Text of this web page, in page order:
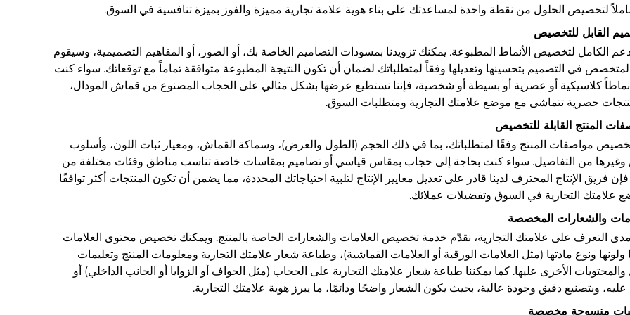
لتخصيص الحلول من نقطة واحدة لمساعدتك على بناء هوية علامة تجارية مميزة والفوز بميزة تنافسية في السوق.
الكامل لتخصيص الأنماط المطبوعة. يمكنك تزويدنا بمسودات التصاميم الخاصة بك، أو الصور، أو المفاهيم التصميمية، وسيقوم
في التصميم بتحسينها وتعديلها وفقاً لمتطلباتك لضمان أن تكون النتيجة المطبوعة متوافقة تماماً مع توقعاتك. سواء كنت
كلاسيكية أو عصرية أو بسيطة أو شخصية، فإننا نستطيع عرضها بشكل مثالي على الحجاب المصنوع من قماش المودال،
منتجات حصرية تتماشى مع موضع علامتك التجارية ومتطلبات السوق.
تخصيص مواصفات المنتج وفقًا لمتطلباتك، بما في ذلك الحجم (الطول والعرض)، وسماكة القماش، ومعيار ثبات اللون، وأسلوب
وغيرها من التفاصيل. سواء كنت بحاجة إلى حجاب بمقاس قياسي أو تصاميم بمقاسات خاصة تناسب مناطق وفئات مختلفة من
فريق الإنتاج المحترف لدينا قادر على تعديل معايير الإنتاج لتلبية احتياجاتك المحددة، مما يضمن أن تكون المنتجات أكثر توافقًا
علامتك التجارية في السوق وتفضيلات عملائك.
مدى التعرف على علامتك التجارية، نقدّم خدمة تخصيص العلامات والشعارات الخاصة بالمنتج. ويمكنك تخصيص محتوى العلامات
ونوع مادتها (مثل العلامات الورقية أو العلامات القماشية)، وطباعة شعار علامتك التجارية ومعلومات المنتج وتعليمات
الأخرى عليها. كما يمكننا طباعة شعار علامتك التجارية على الحجاب (مثل الحواف أو الزوايا أو الجانب الداخلي) أو
وبتصنيع دقيق وجودة عالية، بحيث يكون الشعار واضحًا ودائمًا، ما يبرز هوية علامتك التجارية.